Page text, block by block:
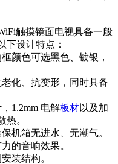
触摸镜面电视具备一般
下设计特点：
颜色可选黑色、镀银，
化、抗变形，同时具备
1.2mm 电解板材以及加
热。
机箱无进水、无潮气。
的音响效果。
装结构。